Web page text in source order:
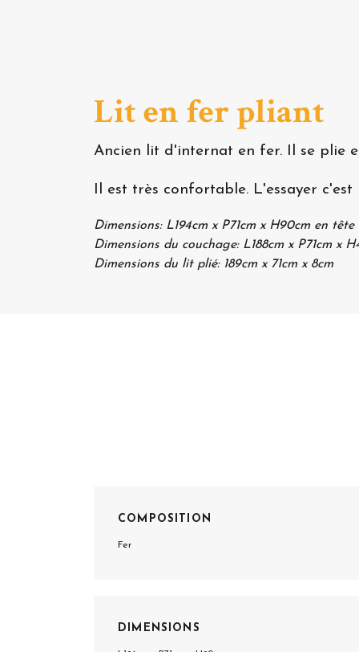
Lit en fer pliant
Ancien lit d'internat en fer. Il se plie
Il est très confortable. L'essayer
Dimensions: L194cm x P71cm x H90cm en
Dimensions du couchage: L188cm x P71cm x
Dimensions du lit plié: 189cm x 71cm x 8cm
COMPOSITION
Fer
DIMENSIONS